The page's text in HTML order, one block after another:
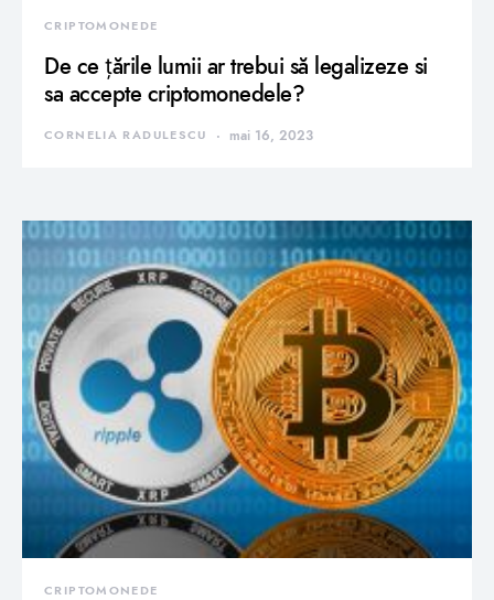
CRIPTOMONEDE
De ce țările lumii ar trebui să legalizeze si
sa accepte criptomonedele?
CORNELIA RADULESCU mai 16, 2023
CRIPTOMONEDE